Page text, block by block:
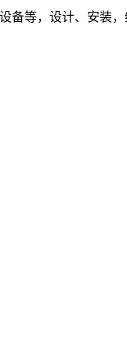
等，设计、安装，